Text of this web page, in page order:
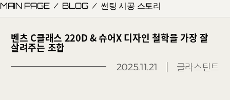
NANO CERAMIC
WINDOW TINT
Nano Ceramic Window Tint
MAIN PAGE / BLOG / 썬팅 시공 스토리
벤츠 C클래스 220D & 슈어X 디자인 철학을 가장 잘
살려주는 조합
2025.11.21 글라스틴트